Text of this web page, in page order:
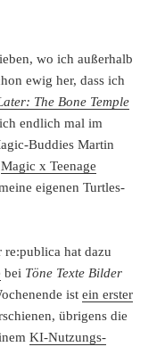
wo ich außerhalb
ewig her, dass ich
The Bone Temple
endlich mal im
Buddies Martin
Magic x Teenage
eigenen Turtles-
re:publica hat dazu
bei Töne Texte Bilder
istein erster
übrigens die
KI-Nutzungs-